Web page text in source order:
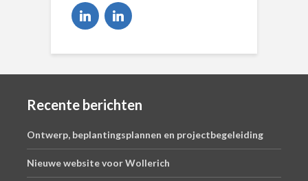
Recente berichten
Ontwerp, beplantingsplannen en projectbegeleiding
Nieuwe website voor Wollerich